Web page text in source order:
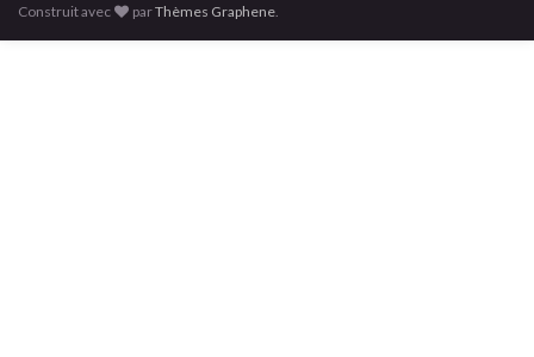
Construit avec
parThèmes Graphene